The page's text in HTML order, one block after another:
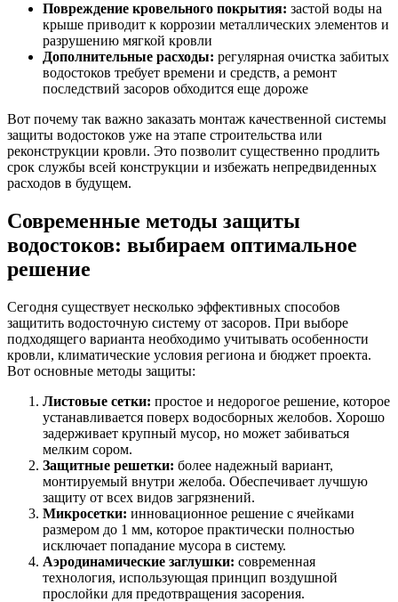
Повреждение кровельного покрытия: застой воды на
крыше приводит к коррозии металлических элементов и
разрушению мягкой кровли
Дополнительные расходы: регулярная очистка забитых
водостоков требует времени и средств, а ремонт
последствий засоров обходится еще дороже
Вот почему так важно заказать монтаж качественной системы
защиты водостоков уже на этапе строительства или
реконструкции кровли. Это позволит существенно продлить
срок службы всей конструкции и избежать непредвиденных
расходов в будущем.
Современные методы защиты
водостоков: выбираем оптимальное
решение
Сегодня существует несколько эффективных способов
защитить водосточную систему от засоров. При выборе
подходящего варианта необходимо учитывать особенности
кровли, климатические условия региона и бюджет проекта.
Вот основные методы защиты:
Листовые сетки: простое и недорогое решение, которое
устанавливается поверх водосборных желобов. Хорошо
задерживает крупный мусор, но может забиваться
мелким сором.
Защитные решетки: более надежный вариант,
монтируемый внутри желоба. Обеспечивает лучшую
защиту от всех видов загрязнений.
Микросетки: инновационное решение с ячейками
размером до 1 мм, которое практически полностью
исключает попадание мусора в систему.
Аэродинамические заглушки: современная
технология, использующая принцип воздушной
прослойки для предотвращения засорения.